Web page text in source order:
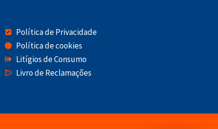
Política de Privacidade
Política de cookies
Litígios de Consumo
Livro de Reclamações